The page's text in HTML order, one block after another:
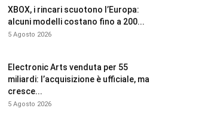
XBOX, i rincari scuotono l’Europa:
alcuni modelli costano fino a 200...
5 Agosto 2026
Electronic Arts venduta per 55
miliardi: l’acquisizione è ufficiale, ma
cresce...
5 Agosto 2026